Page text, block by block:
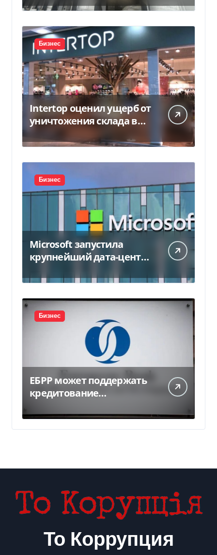
Бизнес
Intertop оценил ущерб от
уничтожения склада в
450 млн грн
Бизнес
Microsoft запустила
крупнейший дата-центр
миллиарда
Бизнес
ЕБРР может поддержать
кредитование
300 млн евро — Delo.ua
То Коррупция